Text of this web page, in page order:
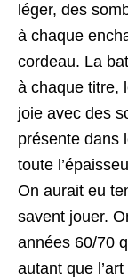
léger, des
à chaque
cordeau. La
à chaque titre,
joie avec des
présente dans
toute
On aurait eu
savent jouer.
années 60/70
autant que